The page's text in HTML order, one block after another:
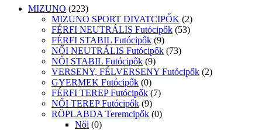
MIZUNO (223)
MIZUNO SPORT DIVATCIPŐK (2)
FÉRFI NEUTRÁLIS Futócipők (53)
FÉRFI STABIL Futócipők (9)
NŐI NEUTRÁLIS Futócipők (73)
NŐI STABIL Futócipők (9)
VERSENY, FÉLVERSENY Futócipők (2)
GYERMEK Futócipők (0)
FÉRFI TEREP Futócipők (7)
NŐI TEREP Futócipők (9)
RÖPLABDA Teremcipők (0)
Női (0)